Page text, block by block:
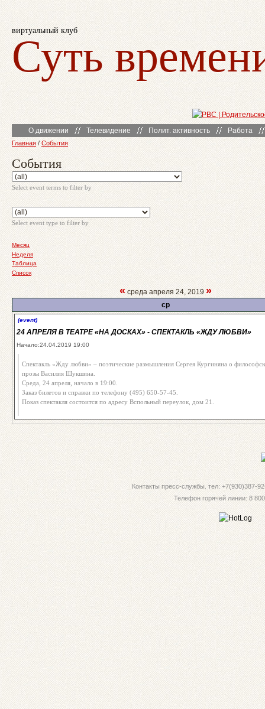
виртуальный клуб
Суть
О движении Телевидение Полит. активность Работа
Главная / События
События
Select event terms to filter by
Select event type to filter by
Месяц
Неделя
Таблица
Список
«среда апреля 24, 2019 »
ср
(event)
24 АПРЕЛЯ В ТЕАТРЕ «НА ДОСКАХ» - СПЕКТАКЛЬ «ЖДУ ЛЮБВИ»
Начало:24.04.2019 19:00
Спектакль «Жду любви» – поэтические размышления Сергея Кургиняна о
прозы Василия Шукшина.
Среда, 24 апреля, начало в 19:00.
Заказ билетов и справки по телефону (495) 650-57-45.
Показ спектакля состоится по адресу Вспольный переулок, дом 21.
Контакты пресс-службы. тел: +7(930)387-
Телефон горячей линии: 8